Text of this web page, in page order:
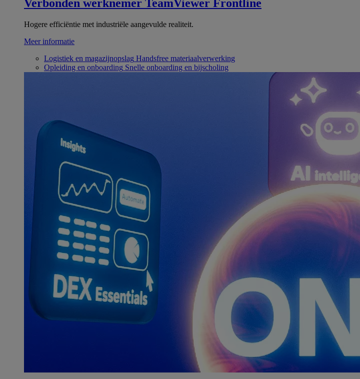
Verbonden werknemer TeamViewer Frontline
Hogere efficiëntie met industriële aangevulde realiteit.
Meer informatie
Logistiek en magazijnopslag Handsfree materiaalverwerking
Opleiding en onboarding Snelle onboarding en bijscholing